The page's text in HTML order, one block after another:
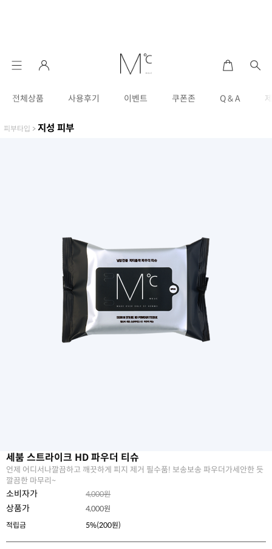
전체상품 사용후기 이벤트 쿠폰존 Q & A
피부타입 > 지성 피부
세붐 스트라이크 HD 파우더 티슈
언제 어디서나깔끔하고 깨끗하게 피지 제거 필수품! 보송보송 파우더가세안한 듯
깔끔한 마무리~
소비자가 4,000원
상품가 4,000원
적립금
5%(200원)